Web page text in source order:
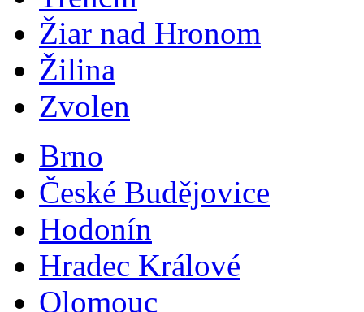
Žiar nad Hronom
Žilina
Zvolen
Brno
České Budějovice
Hodonín
Hradec Králové
Olomouc